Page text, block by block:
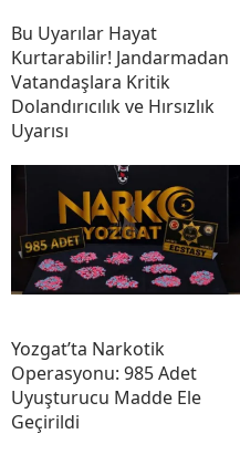
Bu Uyarılar Hayat
Kurtarabilir! Jandarmadan
Vatandaşlara Kritik
Dolandırıcılık ve Hırsızlık
Uyarısı
Yozgat’ta Narkotik
Operasyonu: 985 Adet
Uyuşturucu Madde Ele
Geçirildi